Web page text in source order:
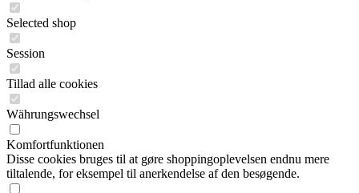
Selected shop
Session
Tillad alle cookies
Währungswechsel
Komfortfunktionen
Disse cookies bruges til at gøre shoppingoplevelsen endnu mere
tiltalende, for eksempel til anerkendelse af den besøgende.